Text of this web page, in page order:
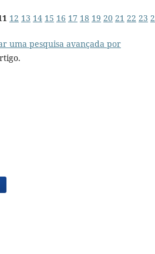
12 13 14 15 16 17 18 19 20 21 22 23
uma pesquisa avançada por